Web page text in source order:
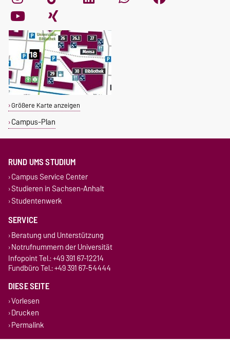
Größere Karte anzeigen
Campus-Plan
RUND UMS STUDIUM
Campus Service Center
Studieren in Sachsen-Anhalt
Studentenwerk
SERVICE
Beratung und Unterstützung
Notrufnummern der Universität
Infopoint Tel.: +49 391 67-12214
Fundbüro Tel.: +49 391 67-54444
DIESE SEITE
Vorlesen
Drucken
Permalink